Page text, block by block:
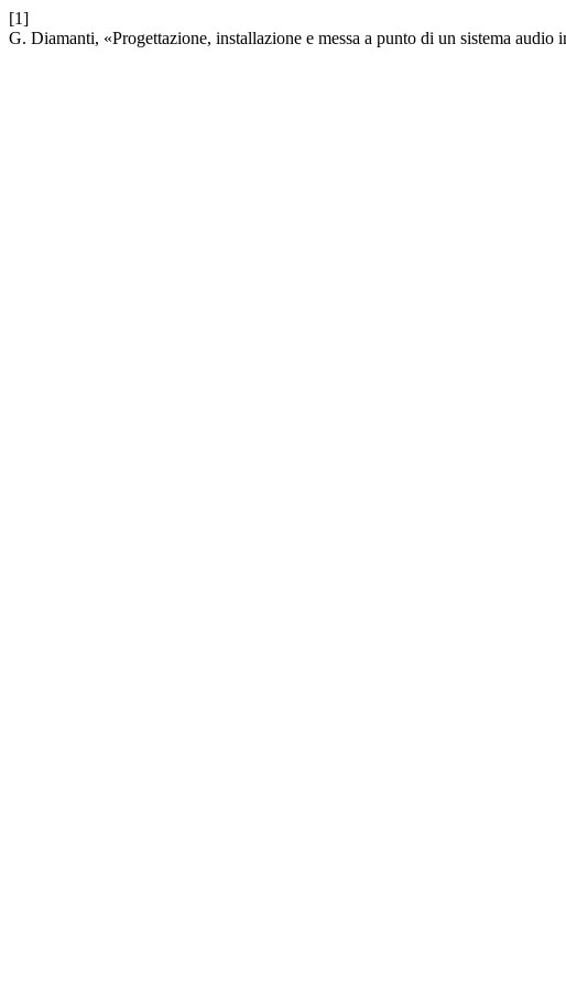
[1]
G. Diamanti, «Progettazione, installazione e messa a punto di un sistema